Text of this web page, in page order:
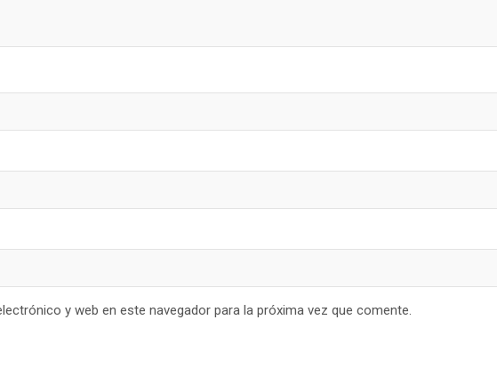
y web en este navegador para la próxima vez que comente.